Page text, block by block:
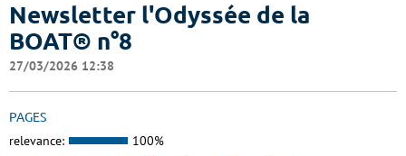
Newsletter l'Odyssée de la
BOAT® n°8
27/03/2026 12:38
PAGES
relevance: 100%